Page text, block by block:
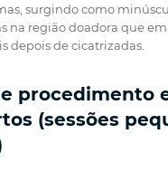
surgindo como
na região doadora que
depois de cicatrizadas.
procedimento
(sessões